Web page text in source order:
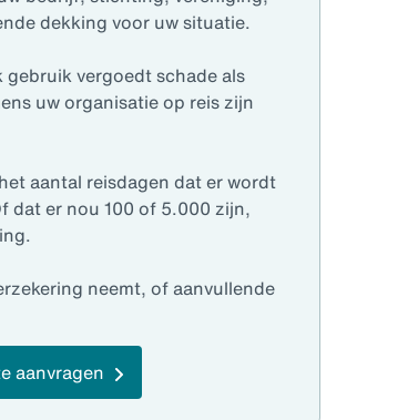
dekking voor uw situatie.
gebruik vergoedt schade als
uw organisatie op reis zijn
aantal reisdagen dat er wordt
dat er nou 100 of 5.000 zijn,
neemt, of aanvullende
aanvragen